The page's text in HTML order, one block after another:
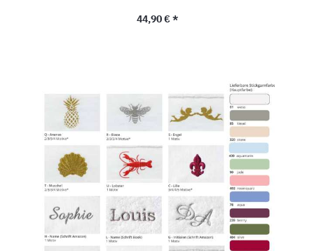
Regulärer Preis:
44,90 € *